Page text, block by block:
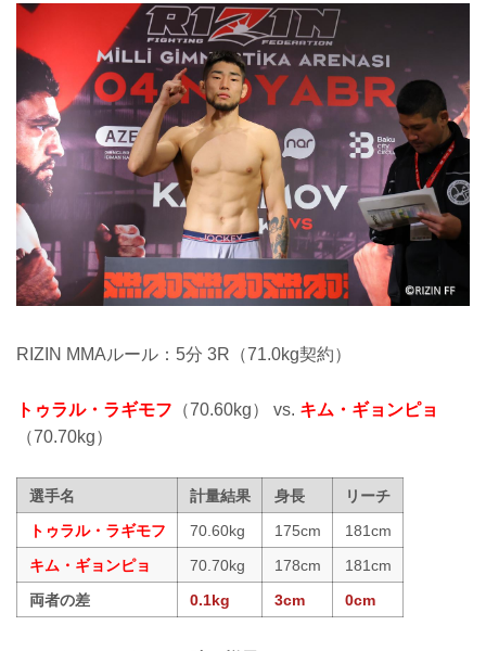
RIZIN MMAルール：5分 3R（71.0kg契約）
トゥラル・ラギモフ （70.60kg） vs. キム・ギョンピョ
（70.70kg）
選手名 計量結果 身長
リーチ
トゥラル・ラギモフ
70.60kg 175cm
181cm
キム・ギョンピョ
70.70kg 178cm
181cm
両者の差
0.1kg 3cm 0cm